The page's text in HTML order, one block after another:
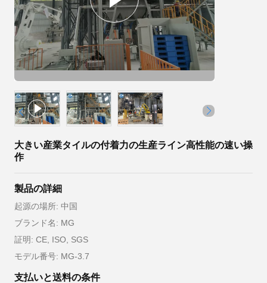
大きい産業タイルの付着力の生産ライン高性能の速い操
作
製品の詳細
起源の場所: 中国
ブランド名: MG
証明: CE, ISO, SGS
モデル番号: MG-3.7
支払いと送料の条件